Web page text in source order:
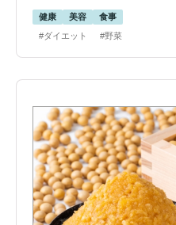
健康 美容
食事
#ダイエット
#野菜